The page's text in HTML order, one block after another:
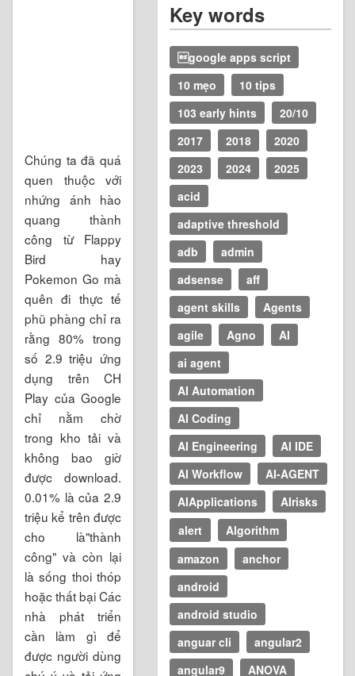
Chúng ta đã quá
quen thuộc với
nhứng ánh hào
quang thành
công từ Flappy
Bird hay
Pokemon Go mà
quên đi thực tế
phũ phàng chỉ ra
rằng 80% trong
số 2.9 triệu ứng
dụng trên CH
Play của Google
chỉ nằm chờ
trong kho tải và
không bao giờ
được download.
0.01% là của 2.9
triệu kể trên được
cho là"thành
công" và còn lại
là sống thoi thóp
hoặc thất bại Các
nhà phát triển
cần làm gì để
được người dùng
Key words
google apps script
10 mẹo
10 tips
103 early hints
20/10
2017
2018
2020
2023
2024
2025
acid
adaptive threshold
adb
admin
adsense
aff
agent skills
Agents
agile
Agno
AI
ai agent
AI Automation
AI Coding
AI Engineering
AI IDE
AI Workflow
AI-AGENT
AIApplications
AIrisks
alert
Algorithm
amazon
anchor
android
android studio
anguar cli
angular2
angular9
ANOVA